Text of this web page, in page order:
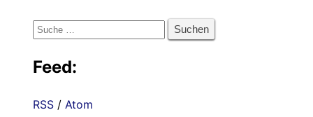
Suche
Feed:
RSS / Atom